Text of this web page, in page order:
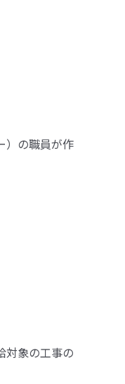
）の職員が作
対象の工事の